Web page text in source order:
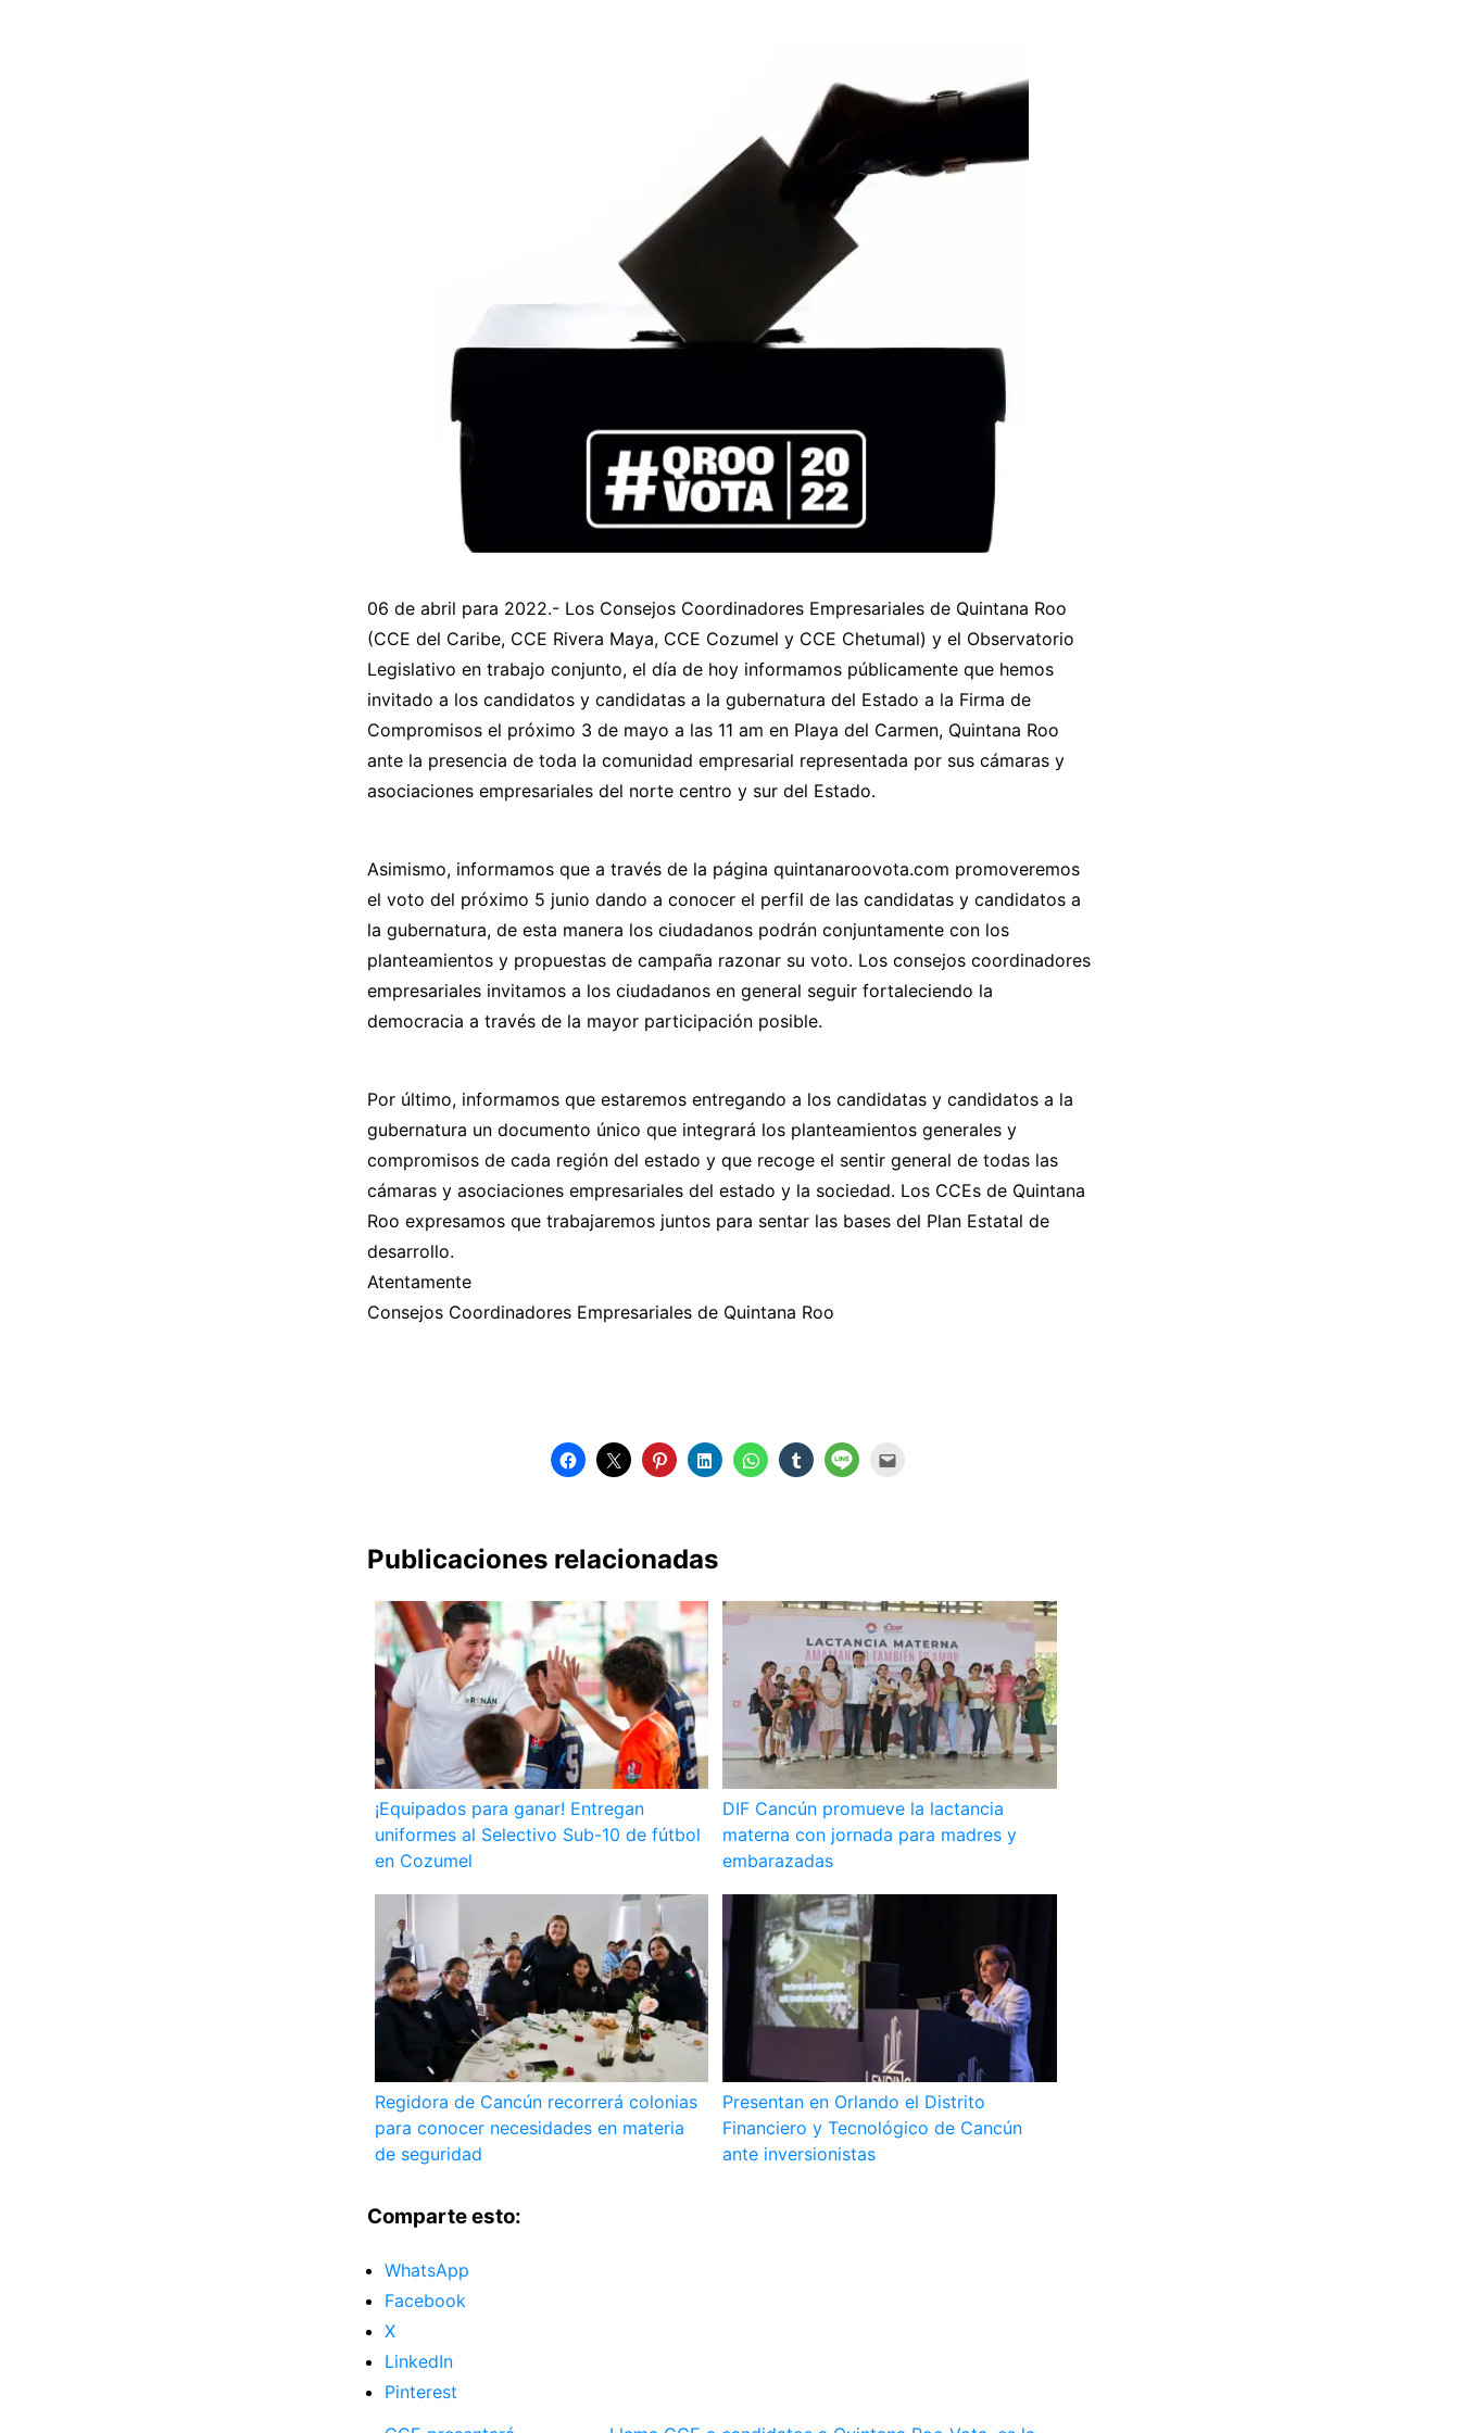
06 de abril para 2022.- Los Consejos Coordinadores Empresariales de Quintana Roo
(CCE del Caribe, CCE Rivera Maya, CCE Cozumel y CCE Chetumal) y el Observatorio
Legislativo en trabajo conjunto, el día de hoy informamos públicamente que hemos
invitado a los candidatos y candidatas a la gubernatura del Estado a la Firma de
Compromisos el próximo 3 de mayo a las 11 am en Playa del Carmen, Quintana Roo
ante la presencia de toda la comunidad empresarial representada por sus cámaras y
asociaciones empresariales del norte centro y sur del Estado.
Asimismo, informamos que a través de la página quintanaroovota.com promoveremos
el voto del próximo 5 junio dando a conocer el perfil de las candidatas y candidatos a
la gubernatura, de esta manera los ciudadanos podrán conjuntamente con los
planteamientos y propuestas de campaña razonar su voto. Los consejos coordinadores
empresariales invitamos a los ciudadanos en general seguir fortaleciendo la
democracia a través de la mayor participación posible.
Por último, informamos que estaremos entregando a los candidatas y candidatos a la
gubernatura un documento único que integrará los planteamientos generales y
compromisos de cada región del estado y que recoge el sentir general de todas las
cámaras y asociaciones empresariales del estado y la sociedad. Los CCEs de Quintana
Roo expresamos que trabajaremos juntos para sentar las bases del Plan Estatal de
desarrollo.
Atentamente
Consejos Coordinadores Empresariales de Quintana Roo
Publicaciones relacionadas
¡Equipados para ganar! Entregan
uniformes al Selectivo Sub-10 de fútbol
en Cozumel
DIF Cancún promueve la lactancia
materna con jornada para madres y
embarazadas
Regidora de Cancún recorrerá colonias
para conocer necesidades en materia
de seguridad
Presentan en Orlando el Distrito
Financiero y Tecnológico de Cancún
ante inversionistas
Comparte esto:
WhatsApp
Facebook
X
LinkedIn
Pinterest